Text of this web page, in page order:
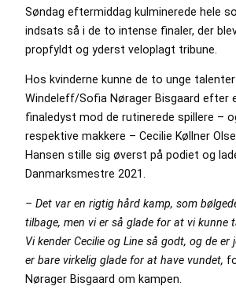
Søndag eftermiddag kulminerede hele
indsats så i de to intense finaler, der
propfyldt og yderst veloplagt tribune.
Hos kvinderne kunne de to unge
Windeleff/Sofia Nørager Bisgaard efter
finaledyst mod de rutinerede spillere –
respektive makkere – Cecilie Køllner
Hansen stille sig øverst på podiet og
Danmarksmestre 2021.
– Det var en rigtig hård kamp, som
tilbage, men vi er så glade for at vi kunne
Vi kender Cecilie og Line så godt, og de er
er bare virkelig glade for at have vundet,
Nørager Bisgaard om kampen.